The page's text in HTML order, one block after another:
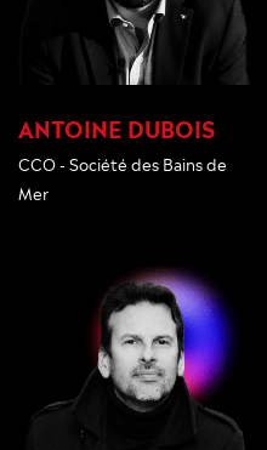
ANTOINE DUBOIS
CCO - Société des Bains de
Mer